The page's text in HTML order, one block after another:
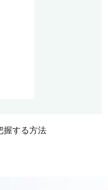
握する方法